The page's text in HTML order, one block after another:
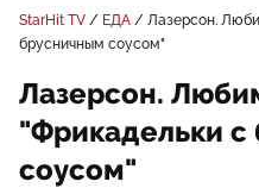
StarHit TV ЕДА
Лазерсон.
брусничным соусом"
Лазерсон.
"Фрикадельки
соусом"